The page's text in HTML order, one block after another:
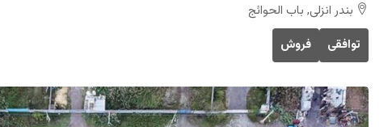
بندر انزلی, باب الحوائج
توافقی
فروش